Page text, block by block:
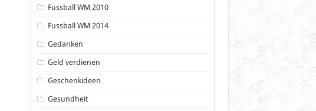
Fussball WM 2010
Fussball WM 2014
Gedanken
Geld verdienen
Geschenkideen
Gesundheit